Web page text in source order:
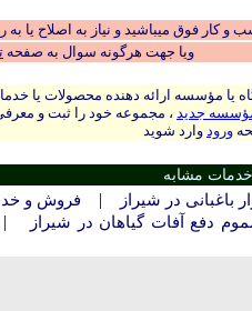
کار فوق میباشید و نیاز به اصلاح یا
ویا جهت هرگونه سوال به صفحه
یا مؤسسه ارائه دهنده محصولات یا
جدید ، مجموعه خود را ثبت و
ورود وارد شوید
مشابه
باغبانی در شيراز | فروش و
دفع آفات گیاهان در شيراز